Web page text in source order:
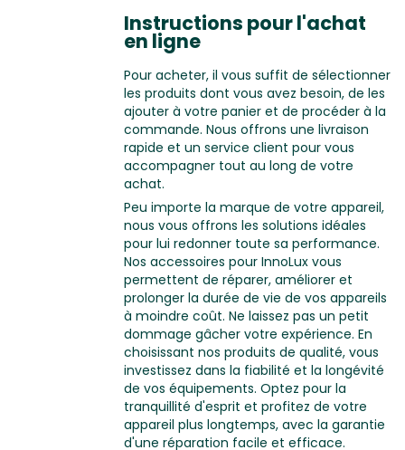
Instructions pour l'achat
en ligne
Pour acheter, il vous suffit de sélectionner
les produits dont vous avez besoin, de les
ajouter à votre panier et de procéder à la
commande. Nous offrons une livraison
rapide et un service client pour vous
accompagner tout au long de votre
achat.
Peu importe la marque de votre appareil,
nous vous offrons les solutions idéales
pour lui redonner toute sa performance.
Nos accessoires pour InnoLux vous
permettent de réparer, améliorer et
prolonger la durée de vie de vos appareils
à moindre coût. Ne laissez pas un petit
dommage gâcher votre expérience. En
choisissant nos produits de qualité, vous
investissez dans la fiabilité et la longévité
de vos équipements. Optez pour la
tranquillité d'esprit et profitez de votre
appareil plus longtemps, avec la garantie
d'une réparation facile et efficace.